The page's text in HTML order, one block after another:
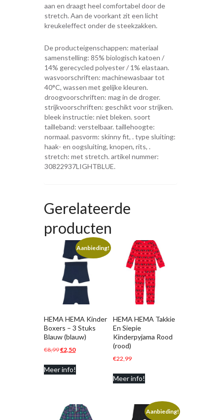
aan en draagt heel comfortabel door de
stretch. Aan de voorkant zit een licht
kreukeleffect onder de steekzakken.
De producteigenschappen: materiaal
samenstelling: 85% biologisch katoen /
14% gerecycled polyester / 1% elastaan.
wasvoorschriften: machinewasbaar tot
40°C, wassen met gelijke kleuren.
droogvoorschriften: mag in de droger.
strijkvoorschriften: geschikt voor strijken.
bleek instructie: niet bleken. soort
tailleband: verstelbaar. taillehoogte:
normaal. pasvorm: skinny fit, . type sluiting:
haak- en oogsluiting, knopen, rits, .
stretch: met stretch. artikel nummer:
30822937LIGHTBLUE.
Gerelateerde
producten
Aanbieding!
HEMA HEMA Kinder
Boxers – 3 Stuks
Blauw (blauw)
€8,99Oorspronkelijke
was:
€2,50Huidige
Meer info!
HEMA HEMA Takkie
En Siepie
Kinderpyjama Rood
(rood)
€22,99
Meer info!
Aanbieding!